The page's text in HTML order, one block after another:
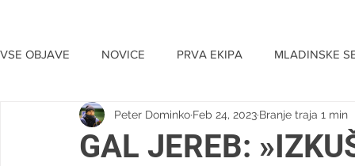
VSE OBJAVE NOVICE PRVA EKIPA MLADINSKE
TIHA DRAŽBA
GAL JEREB:
Peter Dominko Feb 24, 2023 Branje traja 1 min